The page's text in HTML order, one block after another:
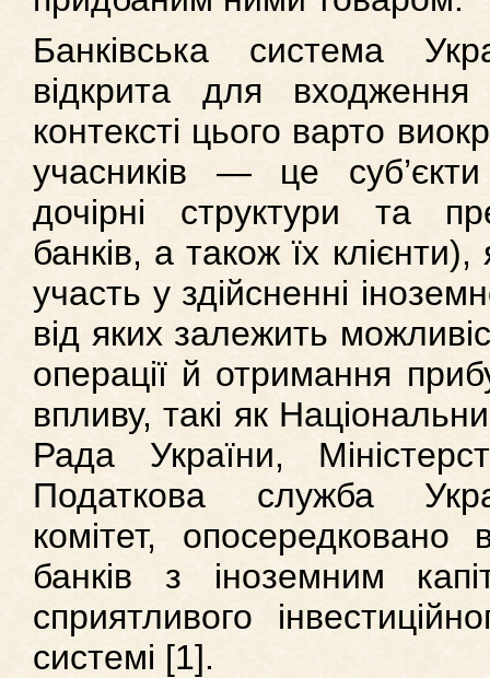
Банківська система
відкрита для входження
контексті цього варто
учасників — це
дочірні структури та
банків, а також їх
участь у здійсненні
від яких залежить
операції й отримання
впливу, такі як
Рада України,
Податкова служба
комітет, опосередковано
банків з іноземним
сприятливого
системі [1].